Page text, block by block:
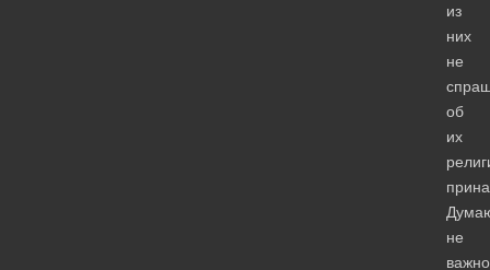
из
них
не
об
их
не